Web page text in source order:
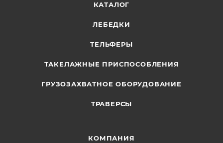
КАТАЛОГ
ЛЕБЕДКИ
ТЕЛЬФЕРЫ
ТАКЕЛАЖНЫЕ ПРИСПОСОБЛЕНИЯ
ГРУЗОЗАХВАТНОЕ ОБОРУДОВАНИЕ
ТРАВЕРСЫ
КОМПАНИЯ